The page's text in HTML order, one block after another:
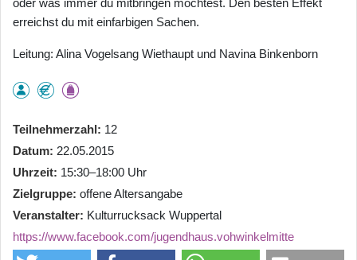
erreichst du mit einfarbigen Sachen.
Leitung: Alina Vogelsang Wiethaupt und Navina Binkenborn
Teilnehmerzahl
12
Datum 22.05.2015
Uhrzeit 15:30–18:00 Uhr
Zielgruppe offene Altersangabe
Veranstalter Kulturrucksack Wuppertal
https://www.facebook.com/jugendhaus.vohwinkelmitte